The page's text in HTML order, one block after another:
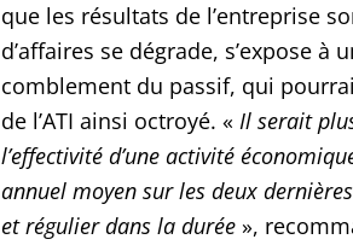
que les résultats de l’entreprise
d’affaires se dégrade, s’expose à
comblement du passif, qui
de l’ATI ainsi octroyé. « Il serait
l’effectivité d’une activité
annuel moyen sur les deux
et régulier dans la durée»,